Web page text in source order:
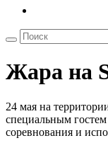
Жара на
24 мая на
специальным
соревнования и